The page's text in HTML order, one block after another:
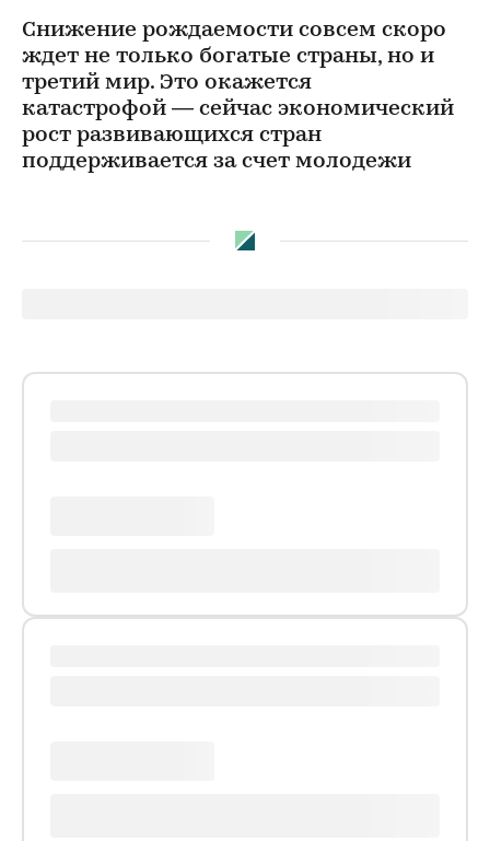
Снижение рождаемости совсем скоро
ждет не только богатые страны, но и
третий мир. Это окажется
катастрофой — сейчас экономический
рост развивающихся стран
поддерживается за счет молодежи